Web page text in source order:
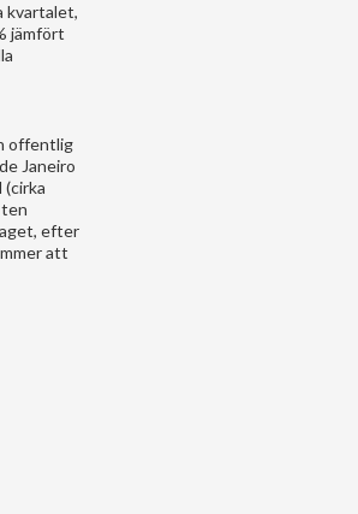
kvartalet,
jämfört
offentlig
Janeiro
efter
att